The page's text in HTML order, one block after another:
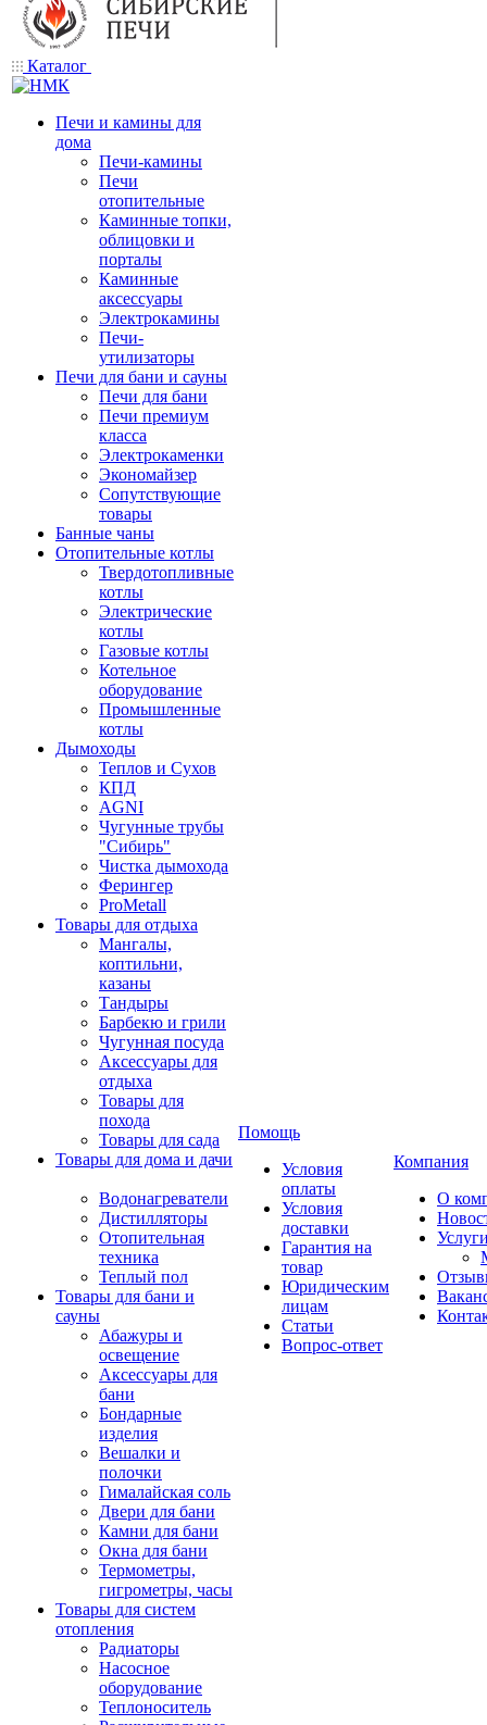
Каталог
Печи и камины для
дома
Печи-камины
Печи
отопительные
Каминные топки,
облицовки и
порталы
Каминные
аксессуары
Электрокамины
Печи-
утилизаторы
Печи для бани и сауны
Печи для бани
Печи премиум
класса
Электрокаменки
Экономайзер
Сопутствующие
товары
Банные чаны
Отопительные котлы
Твердотопливные
котлы
Электрические
котлы
Газовые котлы
Котельное
оборудование
Промышленные
котлы
Дымоходы
Теплов и Сухов
КПД
AGNI
Чугунные трубы
"Сибирь"
Чистка дымохода
Ферингер
ProMetall
Товары для отдыха
Мангалы,
коптильни,
казаны
Тандыры
Барбекю и грили
Чугунная посуда
Аксессуары для
отдыха
Товары для
похода
Товары для сада
Товары для дома и дачи
Водонагреватели
Дистилляторы
Отопительная
техника
Теплый пол
Товары для бани и
сауны
Абажуры и
освещение
Аксессуары для
бани
Бондарные
изделия
Вешалки и
полочки
Гималайская соль
Двери для бани
Камни для бани
Окна для бани
Термометры,
гигрометры, часы
Товары для систем
отопления
Радиаторы
Насосное
оборудование
Теплоноситель
Помощь
Условия
оплаты
Условия
доставки
Гарантия на
товар
Юридическим
лицам
Статьи
Вопрос-ответ
Компания
О